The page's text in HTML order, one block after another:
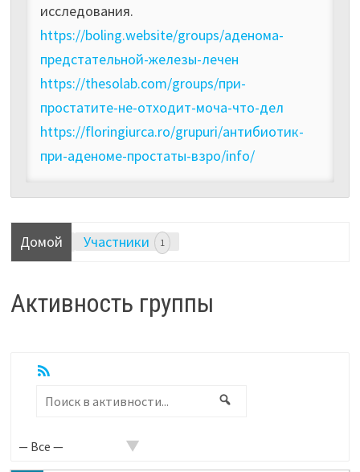
исследования.
https://boling.website/groups/аденома-
предстательной-железы-лечен
https://thesolab.com/groups/при-
простатите-не-отходит-моча-что-дел
https://floringiurca.ro/grupuri/антибиотик-
при-аденоме-простаты-взро/info/
Домой Участники 1
Активность группы
RSS
Поиск
активности...